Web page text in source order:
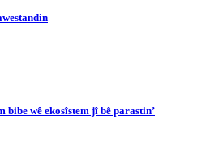
bibe wê ekosîstem jî bê parastin’